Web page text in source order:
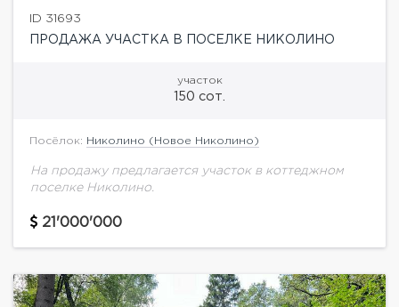
ID 31693
ПРОДАЖА УЧАСТКА В ПОСЕЛКЕ НИКОЛИНО
участок
150 сот.
Посёлок: Николино (Новое Николино)
На продажу предлагается участок в коттеджном
поселке Николино.
21'000'000